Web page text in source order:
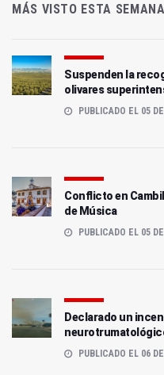
MÁS VISTO ESTA SEMANA
Suspenden la
olivares
PUBLICADO EL 05
Conflicto en
de Música
PUBLICADO EL 05
Declarado un
PUBLICADO EL 06